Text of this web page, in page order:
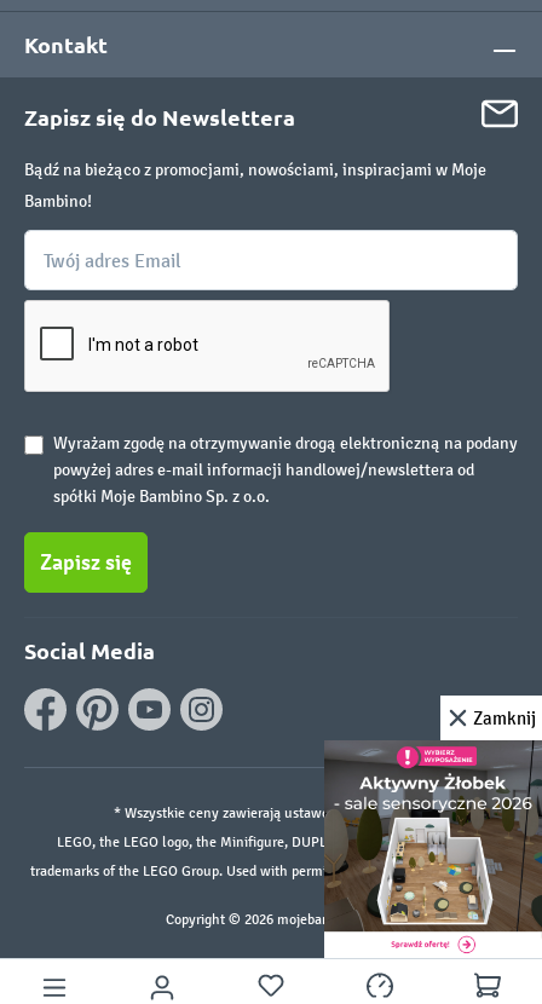
Kontakt
Zapisz się do Newslettera
Bądź na bieżąco z promocjami, nowościami, inspiracjami w Moje
Bambino!
Wyrażam zgodę na otrzymywanie drogą elektroniczną na podany
powyżej adres e-mail informacji handlowej/newslettera od
spółki Moje Bambino Sp. z o.o.
Zapisz się
Social Media
* Wszystkie ceny zawierają ustawowy podatek VAT.
LEGO, the LEGO logo, the Minifigure, DUPLO, and the SPIKE logo are
trademarks of the LEGO Group. Used with permission. ©2026 The LEGO Group
Copyright © 2026 mojebambino.pl
Zamknij